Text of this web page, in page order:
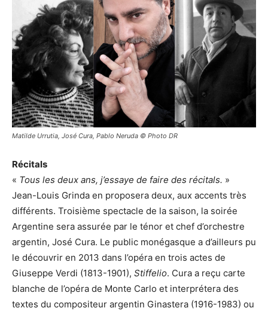
Matilde Urrutia, José Cura, Pablo Neruda © Photo DR
Récitals
« Tous les deux ans, j’essaye de faire des récitals. »
Jean-Louis Grinda en proposera deux, aux accents très
différents. Troisième spectacle de la saison, la soirée
Argentine sera assurée par le ténor et chef d’orchestre
argentin, José Cura. Le public monégasque a d’ailleurs pu
le découvrir en 2013 dans l’opéra en trois actes de
Giuseppe Verdi (1813-1901), Stiffelio. Cura a reçu carte
blanche de l’opéra de Monte Carlo et interprétera des
textes du compositeur argentin Ginastera (1916-1983) ou